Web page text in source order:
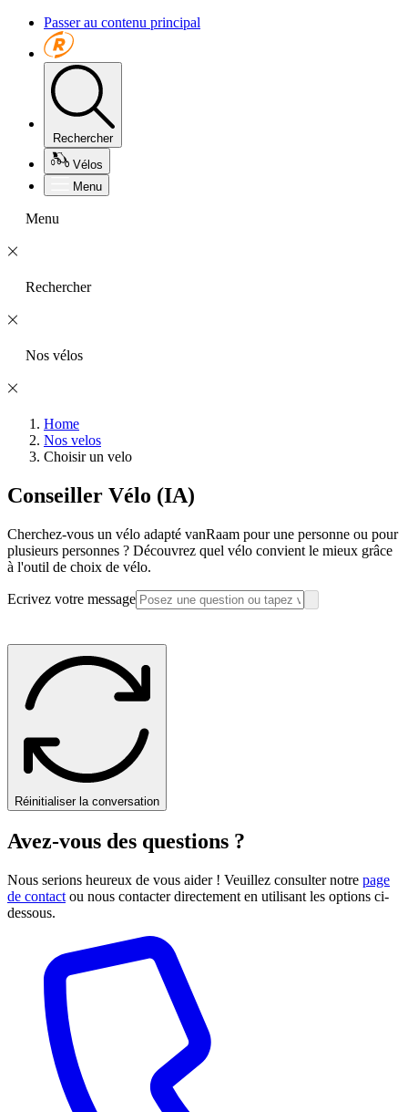
Passer au contenu principal
Rechercher
Vélos
Menu
Menu
Rechercher
Nos vélos
Home
Nos velos
Choisir un velo
Conseiller Vélo (IA)
Cherchez-vous un vélo adapté vanRaam pour une personne ou pour
plusieurs personnes ? Découvrez quel vélo convient le mieux grâce
à l'outil de choix de vélo.
Ecrivez votre message
Réinitialiser la conversation
Avez-vous des questions ?
Nous serions heureux de vous aider ! Veuillez consulter notre page
de contact ou nous contacter directement en utilisant les options ci-
dessous.